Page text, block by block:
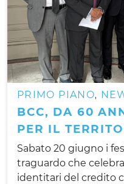
PRIMO PIANO,
BCC, DA 60
PER IL
Sabato 20 giugno i
traguardo che
identitari del credito